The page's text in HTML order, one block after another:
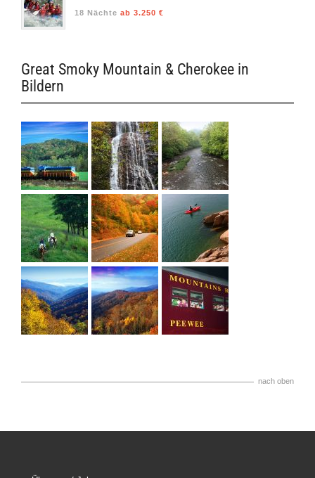
18 Nächte ab 3.250 €
Great Smoky Mountain & Cherokee in
Bildern
nach oben